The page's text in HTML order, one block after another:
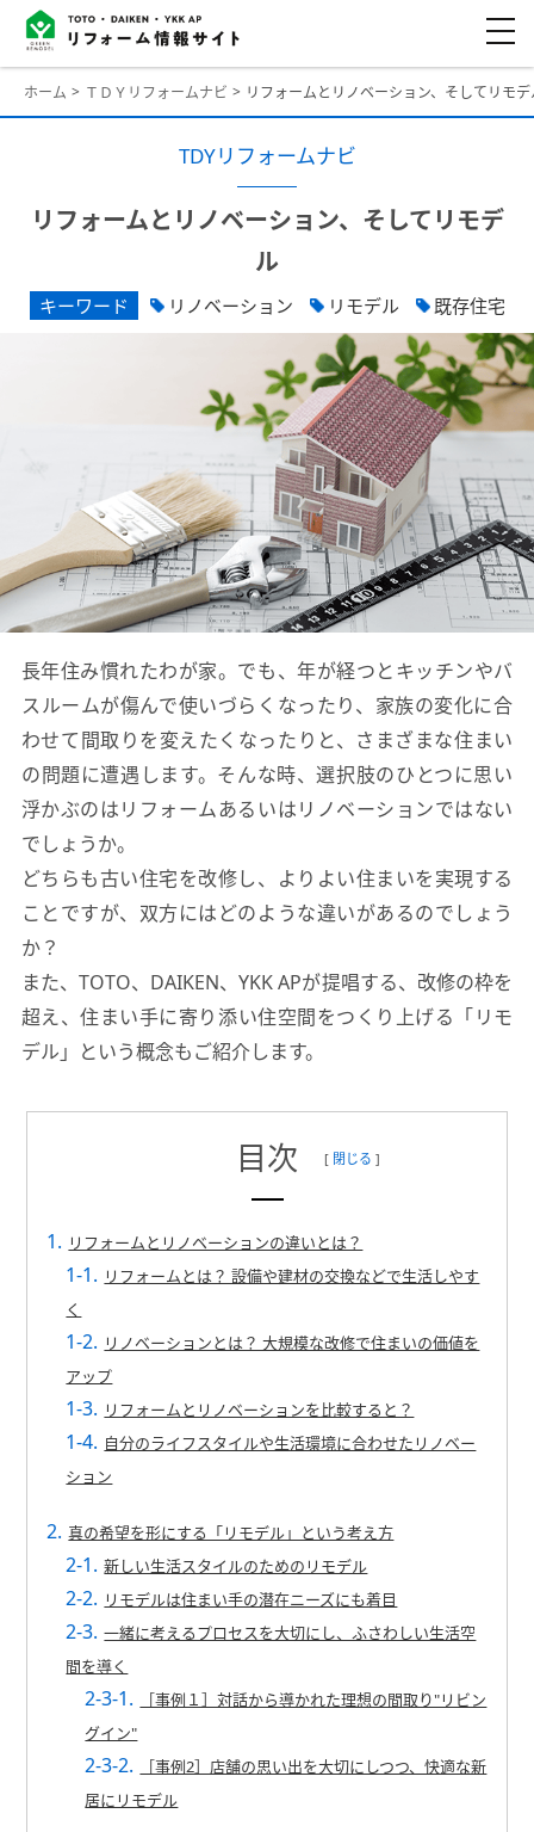
ホーム ＴＤＹリフォームナビ リフォームとリノベーション、そしてリモデ
TDYリフォームナビ
リフォームとリノベーション、そしてリモデ
ル
キーワード リノベーション リモデル 既存住宅
長年住み慣れたわが家。でも、年が経つとキッチンやバ
スルームが傷んで使いづらくなったり、 家族の変化に合
わせて間取りを変えたくなったりと、さまざまな住まい
の問題に遭遇します。 そんな時、選択肢のひとつに思い
浮かぶのはリフォームあるいはリノベーションではない
でしょうか。
どちらも古い住宅を改修し、よりよい住まいを実現する
ことですが、双方にはどのような違いがあるのでしょう
か？
また、TOTO、DAIKEN、YKK APが提唱する、改修の枠を
超え、住まい手に寄り添い住空間をつくり上げる「リモ
デル」という概念もご紹介します。
目次 [ 閉じる ]
リフォームとリノベーションの違いとは？
リフォームとは？ 設備や建材の交換などで生活しやす
く
リノベーションとは？ 大規模な改修で住まいの価値を
アップ
リフォームとリノベーションを比較すると？
自分のライフスタイルや生活環境に合わせたリノベー
ション
真の希望を形にする「リモデル」という考え方
新しい生活スタイルのためのリモデル
リモデルは住まい手の潜在ニーズにも着目
一緒に考えるプロセスを大切にし、ふさわしい生活空
間を導く
［事例１］対話から導かれた理想の間取り"リビン
グイン"
［事例2］店舗の思い出を大切にしつつ、快適な新
居にリモデル